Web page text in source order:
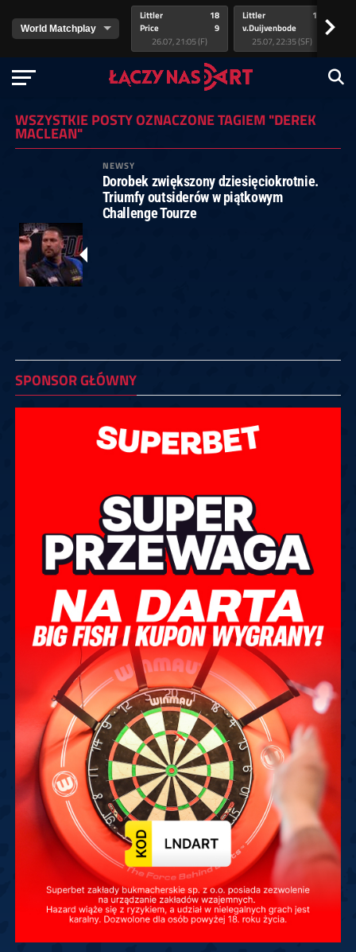
Littler
Price
18
9
26.07, 21:05 (F)
Littler
v.Duijvenbode
17
25.07, 22:35 (SF)
>
WSZYSTKIE POSTY OZNACZONE TAGIEM "DEREK
MACLEAN"
NEWSY
Dorobek zwiększony dziesięciokrotnie.
Triumfy outsiderów w piątkowym
Challenge Tourze
SPONSOR GŁÓWNY